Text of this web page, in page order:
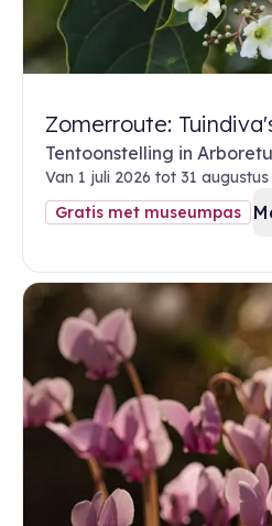
Zomerroute:
Tentoonstelling in
Van 1 juli 2026 tot 31 augustus
Gratis met museumpas